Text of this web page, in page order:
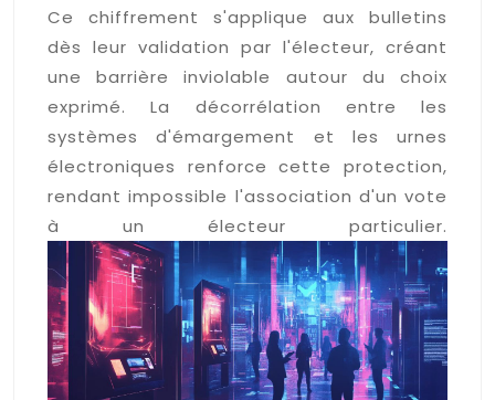
Ce chiffrement s'applique aux bulletins
dès leur validation par l'électeur, créant
une barrière inviolable autour du choix
exprimé. La décorrélation entre les
systèmes d'émargement et les urnes
électroniques renforce cette protection,
rendant impossible l'association d'un vote
à un électeur particulier.